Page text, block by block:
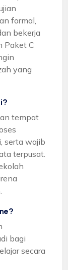
formal,
bekerja
Paket C
yang
tempat
serta wajib
terpusat.
bagi
secara